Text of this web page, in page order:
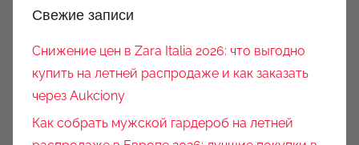
Свежие записи
Снижение цен в Zara Italia 2026: что выгодно
купить на летней распродаже и как заказать
через Aukciony
Как собрать мужской гардероб на летней